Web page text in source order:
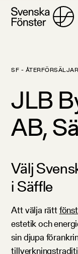
SF -
JLB
AB,
Välj
i Säffle
Att välja rätt
estetik och
sin djupa